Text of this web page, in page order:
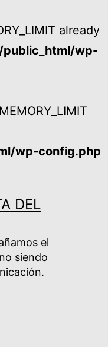
already
wp-
wp-config.php
DEL
el
siendo